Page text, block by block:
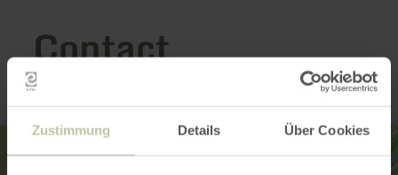
Zustimmung Details Über Cookies
Contact